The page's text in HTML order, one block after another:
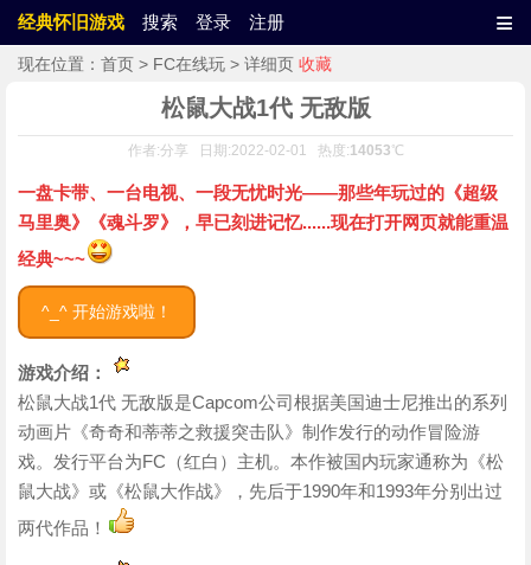
经典怀旧游戏 搜索 登录 注册 ≡
现在位置： 首页 > FC在线玩 > 详细页 收藏
松鼠大战1代 无敌版
作者:分享 日期:2022-02-01 热度:14053℃
一盘卡带、一台电视、一段无忧时光——那些年玩过的《超级
马里奥》《魂斗罗》，早已刻进记忆......现在打开网页就能重温
经典~~~
^_^ 开始游戏啦！
游戏介绍：
松鼠大战1代 无敌版是Capcom公司根据美国迪士尼推出的系列
动画片《奇奇和蒂蒂之救援突击队》制作发行的动作冒险游
戏。发行平台为FC（红白）主机。本作被国内玩家通称为《松
鼠大战》或《松鼠大作战》，先后于1990年和1993年分别出过
两代作品！